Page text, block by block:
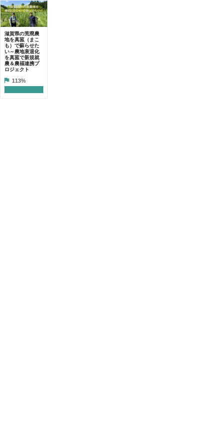
滋賀県の荒廃農
地を真菰（まこ
も）で蘇らせた
い～農地衰退化
を真菰で新規就
農＆農福連携プ
ロジェクト
113%